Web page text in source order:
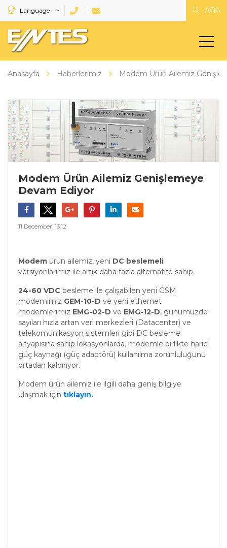
Language ARA
Anasayfa Haberlerimiz Modem Ürün Ailemiz
Modem Ürün Ailemiz Genişlemeye
Devam Ediyor
11 December, 13:12
Modem ürün ailemiz, yeni DC beslemeli
versiyonlarımız ile artık daha fazla alternatife sahip.
24-60 VDC besleme ile çalışabilen yeni GSM
modemimiz GEM-10-D ve yeni ethernet
modemlerimiz EMG-02-D ve EMG-12-D, günümüzde
sayıları hızla artan veri merkezleri (Datacenter) ve
telekomünikasyon sistemleri gibi DC besleme
altyapısına sahip lokasyonlarda, modemle birlikte harici
güç kaynağı (güç adaptörü) kullanılma zorunluluğunu
ortadan kaldırıyor.
Modem ürün ailemiz ile ilgili daha geniş bilgiye
ulaşmak için tıklayın.